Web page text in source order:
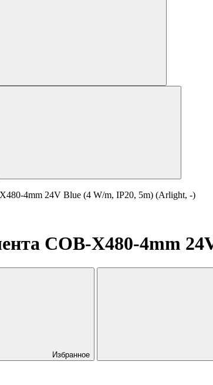
4mm 24V Blue (4 W/m, IP20, 5m) (Arlight, -)
COB-X480-4mm
Избранное